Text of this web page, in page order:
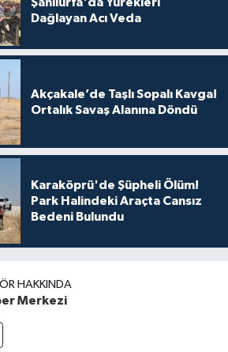
Şanlıurfa'da Yürekleri
Dağlayan Acı Veda
Akçakale’de Taşlı Sopalı Kavga!
Ortalık Savaş Alanına Döndü
Karaköprü'de Şüpheli Ölüm!
Park Halindeki Araçta Cansız
Bedeni Bulundu
HAKKINDA
Merkezi